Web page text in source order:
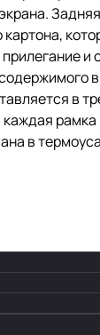
при
и
в
в
рамка
в